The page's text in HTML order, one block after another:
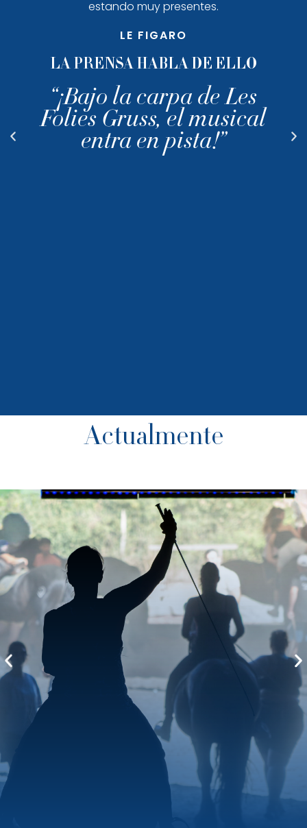
LA PRENSA HABLA DE ELLO
“Les Folies Gruss, a fuego y
llama”
fórmula favorita del patriarca: «La sonrisa de la
Actualmente